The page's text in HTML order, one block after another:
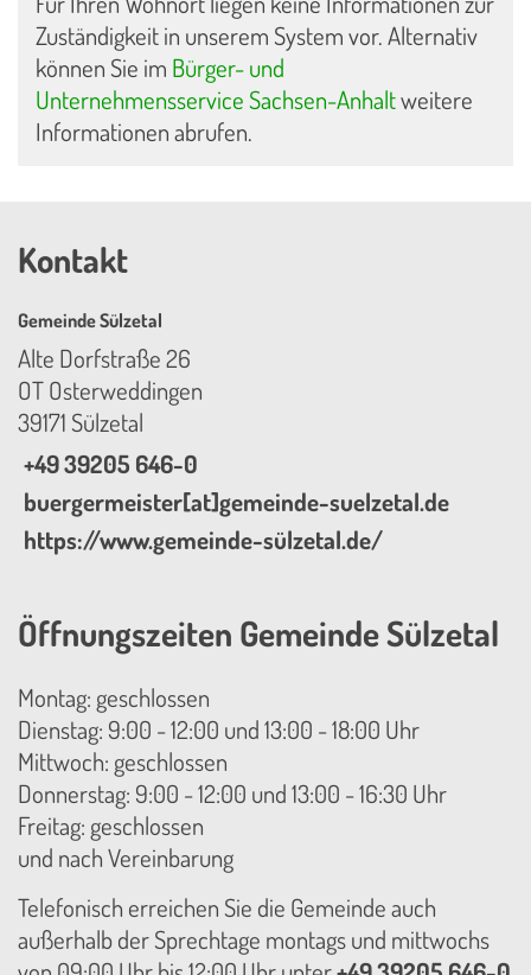
Zuständigkeit in unserem System vor. Alternativ
können Sie im Bürger- und
Unternehmensservice Sachsen-Anhaltweitere
Informationen abrufen.
Kontakt
Gemeinde Sülzetal
Alte Dorfstraße 26
OT Osterweddingen
39171 Sülzetal
+49 39205 646-0
buergermeister[at]gemeinde-suelzetal.de
https://www.gemeinde-sülzetal.de/
Öffnungszeiten Gemeinde Sülzetal
Montag: geschlossen
Dienstag: 9:00 - 12:00 und 13:00 - 18:00 Uhr
Mittwoch: geschlossen
Donnerstag: 9:00 - 12:00 und 13:00 - 16:30 Uhr
Freitag: geschlossen
und nach Vereinbarung
Telefonisch erreichen Sie die Gemeinde auch
außerhalb der Sprechtage montags und mittwochs